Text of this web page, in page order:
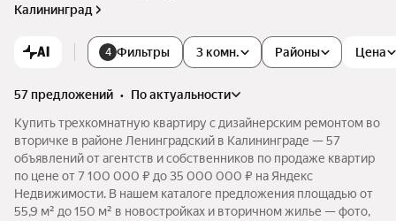
Калининград
AI 4 Фильтры 3 комн. Цена
Районы
57 предложений •
по актуальности
Купить трехкомнатную квартиру с дизайнерским ремонтом во
вторичке в районе Ленинградский в Калининграде — 57
объявлений от агентств и собственников по продаже квартир
по цене от 7 100 000 ₽ до 35 000 000 ₽ на Яндекс
Недвижимости. В нашем каталоге предложения площадью от
55,9 м² до 150 м² в новостройках и вторичном жилье — фото,